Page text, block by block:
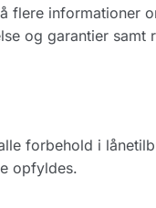
flere informationer
og garantier samt
forbehold i
opfyldes.